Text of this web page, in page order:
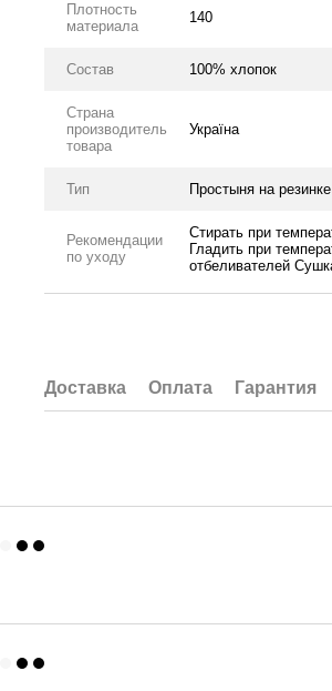
Плотность
материала
140
Состав 100% хлопок
Страна
производитель
товара
Україна
Тип Простыня на резинке
Рекомендации
по уходу
Стирать при
Гладить при
отбеливателей
Доставка Оплата Гарантия